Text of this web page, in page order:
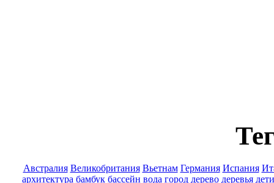
Австралия Великобритания Вьетнам Германия Испания
архитектура бамбук бассейн вода город дерево деревья дети